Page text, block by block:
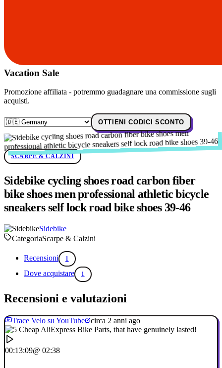
Vacation Sale
Promozione affiliata - potremmo guadagnare una commissione sugli
acquisti.
OTTIENI CODICI SCONTO
SCARPE & CALZINI
Sidebike cycling shoes road carbon fiber
bike shoes men professional athletic bicycle
sneakers self lock road bike shoes 39-46
Sidebike
CategoriaScarpe & Calzini
Recensioni 1
Dove acquistare 1
Recensioni e valutazioni
Trace Velo su YouTube circa 2 anni ago
00:13:09@ 02:38